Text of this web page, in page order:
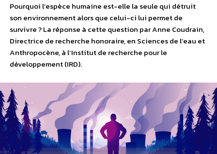
Pourquoi l’espèce humaine est-elle la seule qui détruit
son environnement alors que celui-ci lui permet de
survivre ? La réponse à cette question par Anne Coudrain,
Directrice de recherche honoraire, en Sciences de l’eau et
Anthropocène, à l’Institut de recherche pour le
développement (IRD).